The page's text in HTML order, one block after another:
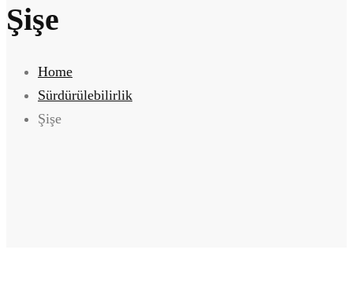
Şişe
Home
Sürdürülebilirlik
Şişe